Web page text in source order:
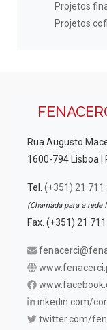
Projetos
Projetos
Rua Augusto
1600-794 Lisboa |
Tel. (+351) 21 711
(Chamada para a rede
Fax. (+351) 21
inkedin.com/
twitter.com/